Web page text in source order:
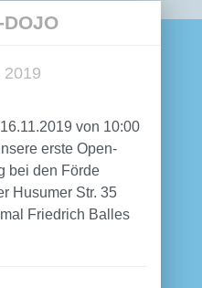
DOJO
2019
von 10:00
erste Open-
bei den Förde
Husumer Str. 35
Friedrich Balles